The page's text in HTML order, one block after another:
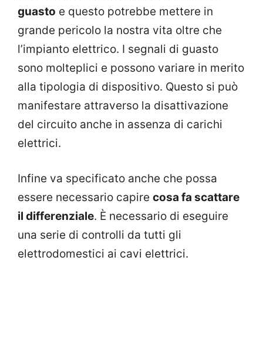
guasto e questo potrebbe mettere in
grande pericolo la nostra vita oltre che
l’impianto elettrico. I segnali di guasto
sono molteplici e possono variare in merito
alla tipologia di dispositivo. Questo si può
manifestare attraverso la disattivazione
del circuito anche in assenza di carichi
elettrici.
Infine va specificato anche che possa
essere necessario capire cosa fa scattare
il differenziale. È necessario di eseguire
una serie di controlli da tutti gli
elettrodomestici ai cavi elettrici.